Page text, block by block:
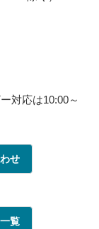
対応は10:00～
せ
覧